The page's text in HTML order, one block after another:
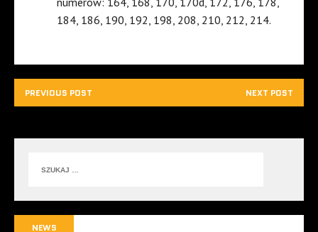
184, 186, 190, 192, 198, 208, 210, 212, 214.
PREVIOUS POST NEXT POST
NEWS